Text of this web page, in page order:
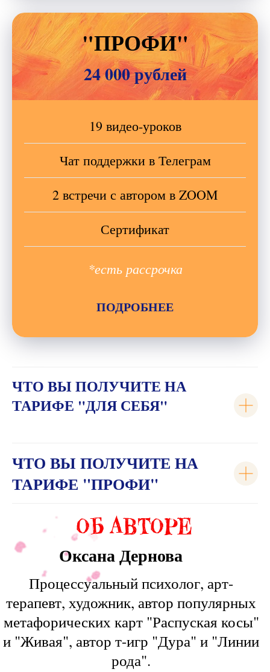
"ПРОФИ"
24 000 рублей
19 видео-уроков
Чат поддержки в Телеграм
2 встречи с автором в ZOOM
Сертификат
*есть рассрочка
ПОДРОБНЕЕ
ЧТО ВЫ ПОЛУЧИТЕ НА
ТАРИФЕ "ДЛЯ СЕБЯ"
ЧТО ВЫ ПОЛУЧИТЕ НА
ТАРИФЕ "ПРОФИ"
Пройди обучение и получи сертификат
от Международного Образовательного
проекта "Психология Феминного"